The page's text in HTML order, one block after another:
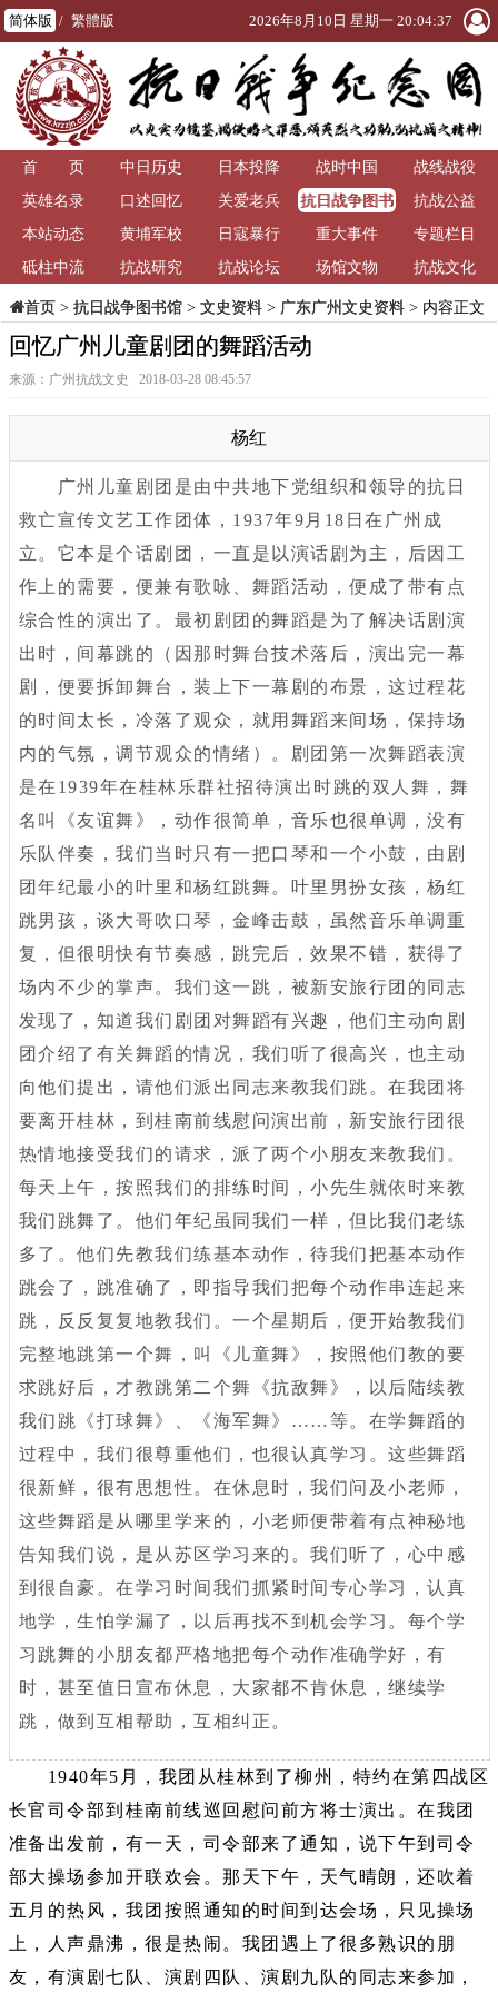
简体版 / 繁體版 2026年8月10日 星期一 20:04:38
首 页 中日历史 日本投降 战时中国
战线战役
英雄名录
口述回忆 关爱老兵
抗日战争图书
馆
抗战公益
本站动态
黄埔军校 日寇暴行 重大事件
专题栏目
砥柱中流
抗战研究 抗战论坛 场馆文物 抗战文化
首页> 抗日战争图书馆> 文史资料> 广东广州文史资料> 内容正文
回忆广州儿童剧团的舞蹈活动
来源：广州抗战文史 2018-03-28 08:45:57
杨红
广州儿童剧团是由中共地下党组织和领导的抗日
救亡宣传文艺工作团体，1937年9月18日在广州成
立。它本是个话剧团，一直是以演话剧为主，后因工
作上的需要，便兼有歌咏、舞蹈活动，便成了带有点
综合性的演出了。最初剧团的舞蹈是为了解决话剧演
出时，间幕跳的（因那时舞台技术落后，演出完一幕
剧，便要拆卸舞台，装上下一幕剧的布景，这过程花
的时间太长，冷落了观众，就用舞蹈来间场，保持场
内的气氛，调节观众的情绪）。剧团第一次舞蹈表演
是在1939年在桂林乐群社招待演出时跳的双人舞，舞
名叫《友谊舞》，动作很简单，音乐也很单调，没有
乐队伴奏，我们当时只有一把口琴和一个小鼓，由剧
团年纪最小的叶里和杨红跳舞。叶里男扮女孩，杨红
跳男孩，谈大哥吹口琴，金峰击鼓，虽然音乐单调重
复，但很明快有节奏感，跳完后，效果不错，获得了
场内不少的掌声。我们这一跳，被新安旅行团的同志
发现了，知道我们剧团对舞蹈有兴趣，他们主动向剧
团介绍了有关舞蹈的情况，我们听了很高兴，也主动
向他们提出，请他们派出同志来教我们跳。在我团将
要离开桂林，到桂南前线慰问演出前，新安旅行团很
热情地接受我们的请求，派了两个小朋友来教我们。
每天上午，按照我们的排练时间，小先生就依时来教
我们跳舞了。他们年纪虽同我们一样，但比我们老练
多了。他们先教我们练基本动作，待我们把基本动作
跳会了，跳准确了，即指导我们把每个动作串连起来
跳，反反复复地教我们。一个星期后，便开始教我们
完整地跳第一个舞，叫《儿童舞》，按照他们教的要
求跳好后，才教跳第二个舞《抗敌舞》，以后陆续教
我们跳《打球舞》、《海军舞》……等。在学舞蹈的
过程中，我们很尊重他们，也很认真学习。这些舞蹈
很新鲜，很有思想性。在休息时，我们问及小老师，
这些舞蹈是从哪里学来的，小老师便带着有点神秘地
告知我们说，是从苏区学习来的。我们听了，心中感
到很自豪。在学习时间我们抓紧时间专心学习，认真
地学，生怕学漏了，以后再找不到机会学习。每个学
习跳舞的小朋友都严格地把每个动作准确学好，有
时，甚至值日宣布休息，大家都不肯休息，继续学
跳，做到互相帮助，互相纠正。
1940年5月，我团从桂林到了柳州，特约在第四战区
长官司令部到桂南前线巡回慰问前方将士演出。在我团
准备出发前，有一天，司令部来了通知，说下午到司令
部大操场参加开联欢会。那天下午，天气晴朗，还吹着
五月的热风，我团按照通知的时间到达会场，只见操场
上，人声鼎沸，很是热闹。我团遇上了很多熟识的朋
友，有演剧七队、演剧四队、演剧九队的同志来参加，